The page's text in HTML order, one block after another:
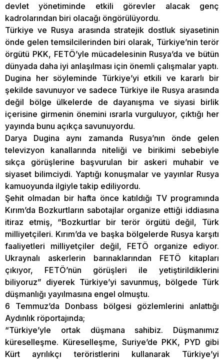
devlet yönetiminde etkili görevler alacak genç
kadrolarından biri olacağı öngörülüyordu.
Türkiye ve Rusya arasında stratejik dostluk siyasetinin
önde gelen temsilcilerinden biri olarak, Türkiye’nin terör
örgütü PKK, FETÖ’yle mücadelesinin Rusya’da ve bütün
dünyada daha iyi anlaşılması için önemli çalışmalar yaptı.
Dugina her söyleminde Türkiye’yi etkili ve kararlı bir
şekilde savunuyor ve sadece Türkiye ile Rusya arasında
değil bölge ülkelerde de dayanışma ve siyasi birlik
içerisine girmenin önemini ısrarla vurguluyor, çıktığı her
yayında bunu açıkça savunuyordu.
Darya Dugina aynı zamanda Rusya’nın önde gelen
televizyon kanallarında niteliği ve birikimi sebebiyle
sıkça görüşlerine başvurulan bir askeri muhabir ve
siyaset bilimciydi. Yaptığı konuşmalar ve yayınlar Rusya
kamuoyunda ilgiyle takip ediliyordu.
Şehit olmadan bir hafta önce katıldığı TV programında
Kırım’da Bozkurtların sabotajlar organize ettiği iddiasına
itiraz etmiş, “Bozkurtlar bir terör örgütü değil, Türk
milliyetçileri. Kırım’da ve başka bölgelerde Rusya karşıtı
faaliyetleri milliyetçiler değil, FETÖ organize ediyor.
Ukraynalı askerlerin barınaklarından FETÖ kitapları
çıkıyor, FETÖ’nün görüşleri ile yetiştirildiklerini
biliyoruz” diyerek Türkiye’yi savunmuş, bölgede Türk
düşmanlığı yayılmasına engel olmuştu.
6 Temmuz’da Donbass bölgesi gözlemlerini anlattığı
Aydınlık röportajında;
“Türkiye’yle ortak düşmana sahibiz. Düşmanımız
küreselleşme. Küreselleşme, Suriye’de PKK, PYD gibi
Kürt ayrılıkçı teröristlerini kullanarak Türkiye’yi